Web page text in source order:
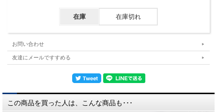
在庫 在庫切れ
お問い合わせ
友達にメールですすめる
この商品を買った人は、こんな商品も･･･